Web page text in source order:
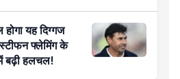
यह दिग्गज
फ्लेमिंग के
हलचल!